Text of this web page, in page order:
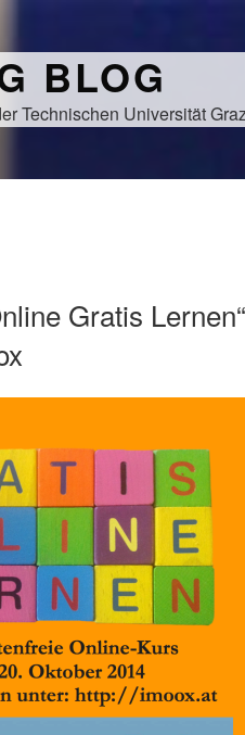
BLOG
Technischen Universität
Gratis